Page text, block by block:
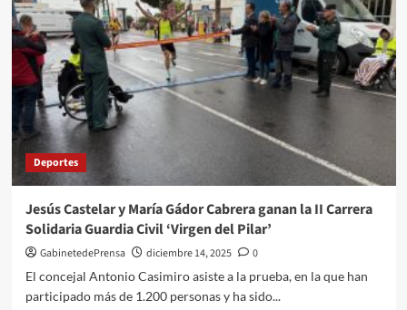
Mar
y
Huércal
de
Almería
acogerán
la
Copa
España
de
cadete
del
27
30
de
Deportes
Jesús Castelar y María Gádor Cabrera ganan la II Carrera
Solidaria Guardia Civil ‘Virgen del Pilar’
GabinetedePrensa diciembre 14, 2025
0
El concejal Antonio Casimiro asiste a la prueba, en la que han
participado más de 1.200 personas y ha sido...